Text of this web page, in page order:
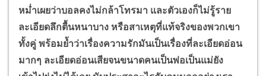
หม่ำเผยว่าบอลคงไม่กล้าโทรมา และตัวเองก็ไม่รู้ราย
ละเอียดลึกตื้นหนาบาง หรือสาเหตุที่แท้จริงของพวกเขา
ทั้งคู่ พร้อมย้ำว่าเรื่องความรักมันเป็นเรื่องที่ละเอียดอ่อน
มากๆ ละเอียดอ่อนเสียจนขนาดคนเป็นพ่อเป็นแม่ยัง